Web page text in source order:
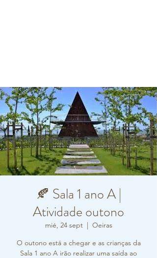
🍂 Sala 1 ano A |
Atividade outono
mié, 24 sept
  |
Oeiras
O outono está a chegar e as crianças da
Sala 1 ano A irão realizar uma saída ao